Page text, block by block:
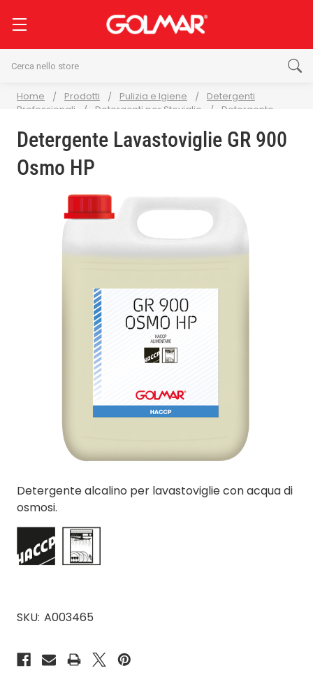
Home Prodotti Pulizia e Igiene
Detergenti
Professionali
Detergenti per Stoviglie
Detergente
Detergente Lavastoviglie GR 900
Osmo HP
Detergente alcalino per lavastoviglie con acqua di
osmosi.
SKU: A003465